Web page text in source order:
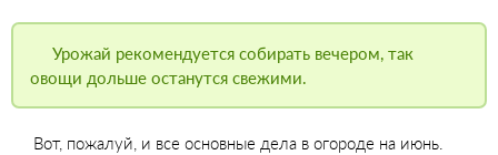
Урожай рекомендуется собирать вечером, так
овощи дольше останутся свежими.
Вот, пожалуй, и все основные дела в огороде на июнь.